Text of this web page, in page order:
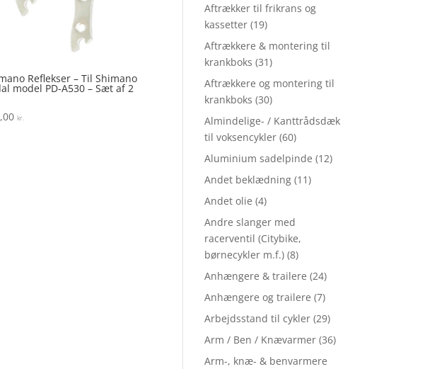
Reflekser – Til Shimano
model PD-A530 – Sæt af 2
kr.
Aftrækker til frikrans og
kassetter (19)
Aftrækkere & montering til
krankboks (31)
Aftrækkere og montering til
krankboks (30)
Almindelige- / Kanttrådsdæk
til voksencykler (60)
Aluminium sadelpinde (12)
Andet beklædning (11)
Andet olie (4)
Andre slanger med
racerventil (Citybike,
børnecykler m.f.) (8)
Anhængere & trailere (24)
Anhængere og trailere (7)
Arbejdsstand til cykler (29)
Arm / Ben / Knævarmer (36)
Arm-, knæ- & benvarmere